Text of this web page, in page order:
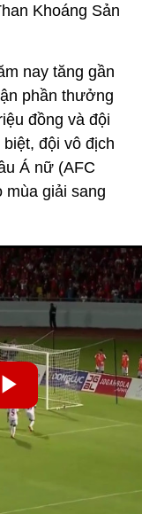
Khoáng Sản
nay tăng gần
phần thưởng
đồng và đội
đội vô địch
Á nữ (AFC
mùa giải sang